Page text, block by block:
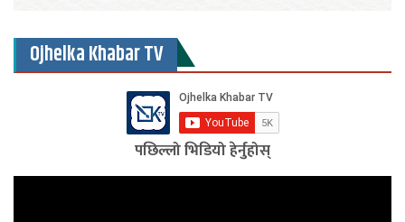
Ojhelka Khabar TV
पछिल्लो भिडियो हेर्नुहोस्